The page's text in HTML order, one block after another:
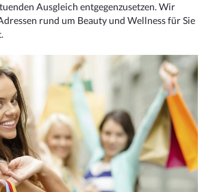
Ausgleich entgegenzusetzen. Wir
rund um Beauty und Wellness für Sie